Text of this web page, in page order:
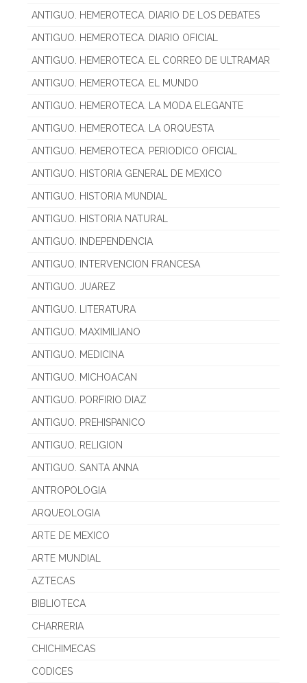
ANTIGUO. HEMEROTECA. DIARIO DE LOS DEBATES
ANTIGUO. HEMEROTECA. DIARIO OFICIAL
ANTIGUO. HEMEROTECA. EL CORREO DE ULTRAMAR
ANTIGUO. HEMEROTECA. EL MUNDO
ANTIGUO. HEMEROTECA. LA MODA ELEGANTE
ANTIGUO. HEMEROTECA. LA ORQUESTA
ANTIGUO. HEMEROTECA. PERIODICO OFICIAL
ANTIGUO. HISTORIA GENERAL DE MEXICO
ANTIGUO. HISTORIA MUNDIAL
ANTIGUO. HISTORIA NATURAL
ANTIGUO. INDEPENDENCIA
ANTIGUO. INTERVENCION FRANCESA
ANTIGUO. JUAREZ
ANTIGUO. LITERATURA
ANTIGUO. MAXIMILIANO
ANTIGUO. MEDICINA
ANTIGUO. MICHOACAN
ANTIGUO. PORFIRIO DIAZ
ANTIGUO. PREHISPANICO
ANTIGUO. RELIGION
ANTIGUO. SANTA ANNA
ANTROPOLOGIA
ARQUEOLOGIA
ARTE DE MEXICO
ARTE MUNDIAL
AZTECAS
BIBLIOTECA
CHARRERIA
CHICHIMECAS
CODICES